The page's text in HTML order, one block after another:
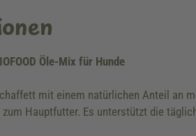
Öle-Mix für Hunde
mit einem natürlichen Anteil an
Hauptfutter. Es unterstützt die